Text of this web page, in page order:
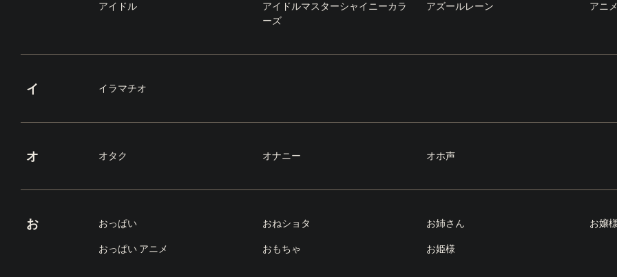
アイドル
アイドルマスターシャイニーカラ
ーズ
アズールレーン アニメ
イ イラマチオ
オ オタク オナニー オホ声
お おっぱい
おっぱい アニメ
おねショタ
おもちゃ
お姉さん
お姫様
お嬢